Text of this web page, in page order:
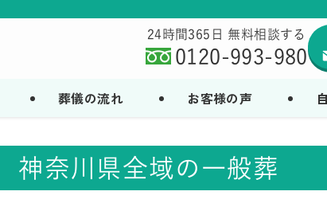
葬儀の流れ お客様の声
24時間365日 無料相談する
0120-993-980
神奈川県全域の一般葬